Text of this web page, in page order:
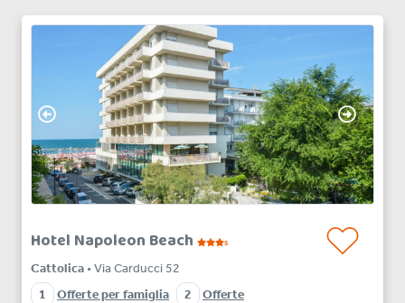
Hotel Napoleon Beach s
Cattolica • Via Carducci 52
1
Offerte per famiglia 2 Offerte